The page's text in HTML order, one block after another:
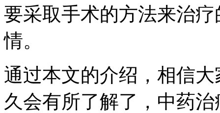
要采取手术的方法来治
情。
通过本文的介绍，相信
久会有所了解了，中药